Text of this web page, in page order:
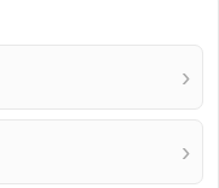
›
›